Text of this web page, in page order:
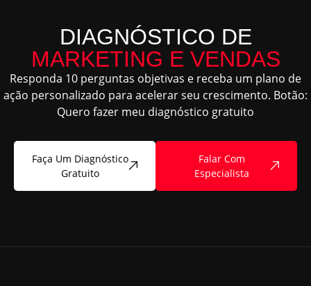
DIAGNÓSTICO DE
MARKETING E VENDAS
Responda 10 perguntas objetivas e receba um plano de
ação personalizado para acelerar seu crescimento. Botão:
Quero fazer meu diagnóstico gratuito
Faça Um Diagnóstico
Gratuito
Falar Com
Especialista